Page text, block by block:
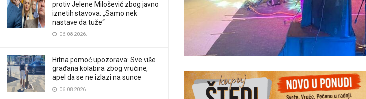
protiv Jelene Milošević zbog javno
iznetih stavova: „Samo nek
nastave da tuže“
06.08.2026.
Hitna pomoć upozorava: Sve više
građana kolabira zbog vrućine,
apel da se ne izlazi na sunce
06.08.2026.